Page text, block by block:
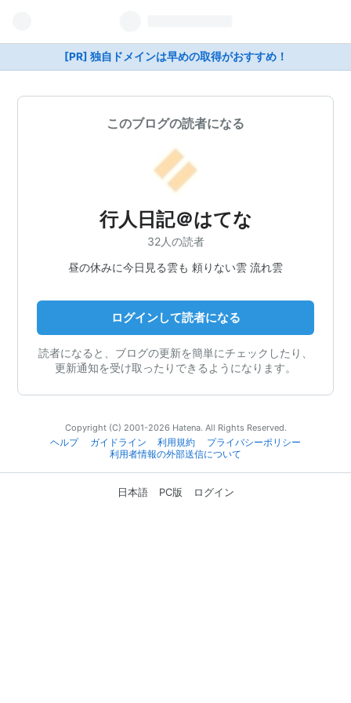
[PR] 独自ドメインは早めの取得がおすすめ！
このブログの読者になる
行人日記＠はてな
32人の読者
昼の休みに今日見る雲も 頼りない雲 流れ雲
ログインして読者になる
読者になると、ブログの更新を簡単にチェックしたり、
更新通知を受け取ったりできるようになります。
Copyright (C) 2001-2026 Hatena. All Rights Reserved.
ヘルプ
ガイドライン 利用規約
プライバシーポリシー
利用者情報の外部送信について
日本語 PC版 ログイン